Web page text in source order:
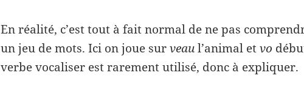
En réalité, c’est tout à fait normal de ne pas
un jeu de mots. Ici on joue surveaul’animal etvo
verbe vocaliser est rarement utilisé, donc à expliquer.